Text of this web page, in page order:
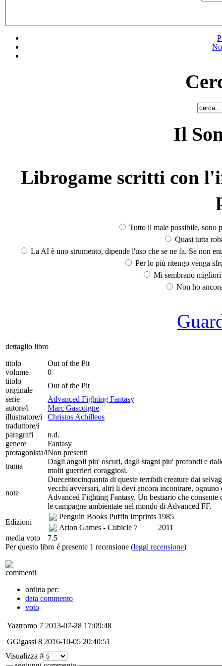
Il
Librogame scritti con
Tutto il male possibile, sono
Quasi tutta
La AI è uno strumento, dipende l'uso che se ne fa. Se non
Per lo più ritengo venga
Mi sembrano
Non ho
dettaglio libro
titolo
Out of the Pit
volume
0
titolo
originale
Out of the Pit
serie
Advanced Fighting Fantasy
autore/i
Marc Gascoigne
illustratore/i
Christos Achilleos
traduttore/i
paragrafi
n.d.
genere
Fantasy
protagonista/iNon presenti
trama
Dagli angoli piu' oscuri, dagli stagni piu' profondi e
molti guerrieri coraggiosi.
note
Duecentocinquanta di queste terribili creature dai
vecchi avversari, altri li devi ancora incontrare,
Advanced Fighting Fantasy. Un bestiario che
le campagne ambientate nel mondo di Advanced FF.
Edizioni
Penguin Books Puffin Imprints 1985
Arion Games - Cubicle 7
2011
media voto
7.5
Per questo libro é presente 1 recensione (leggi recensione)
commenti
ordina per:
data commento
voto
Yaztromo 7 2013-07-28 17:09:48
GGigassi 8 2016-10-05 20:40:51
Visualizza #